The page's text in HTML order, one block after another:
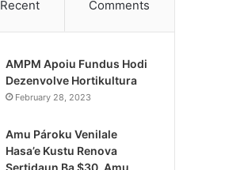
Recent Comments
AMPM Apoiu Fundus Hodi
Dezenvolve Hortikultura
February 28, 2023
Amu Pároku Venilale
Hasa’e Kustu Renova